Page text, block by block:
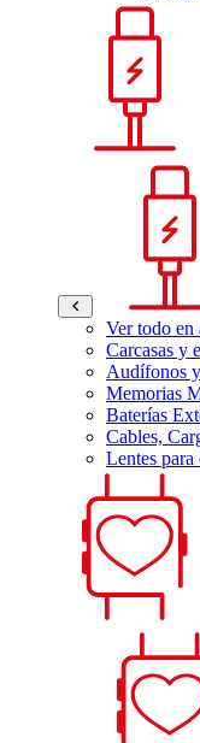
Ver todo en
Carcasas y
Audífonos
Memorias
Baterías
Cables,
Lentes para